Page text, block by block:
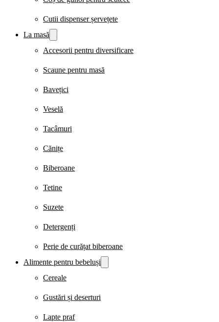
Cutii dispenser șervețete
La masă
Accesorii pentru diversificare
Scaune pentru masă
Bavețici
Veselă
Tacâmuri
Cănițe
Biberoane
Tetine
Suzete
Detergenți
Perie de curățat biberoane
Alimente pentru bebeluși
Cereale
Gustări și deserturi
Lapte praf